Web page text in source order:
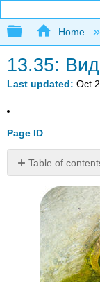
Expand/
Home
13.35:
Last updated Oct
Page ID
Table of
робите
своїми
відходами?
екскреція